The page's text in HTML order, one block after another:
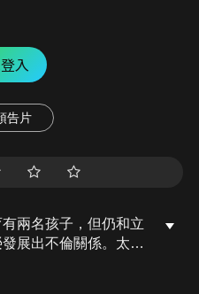
入
告片
兩名孩子，但仍和立
展出不倫關係。太宰